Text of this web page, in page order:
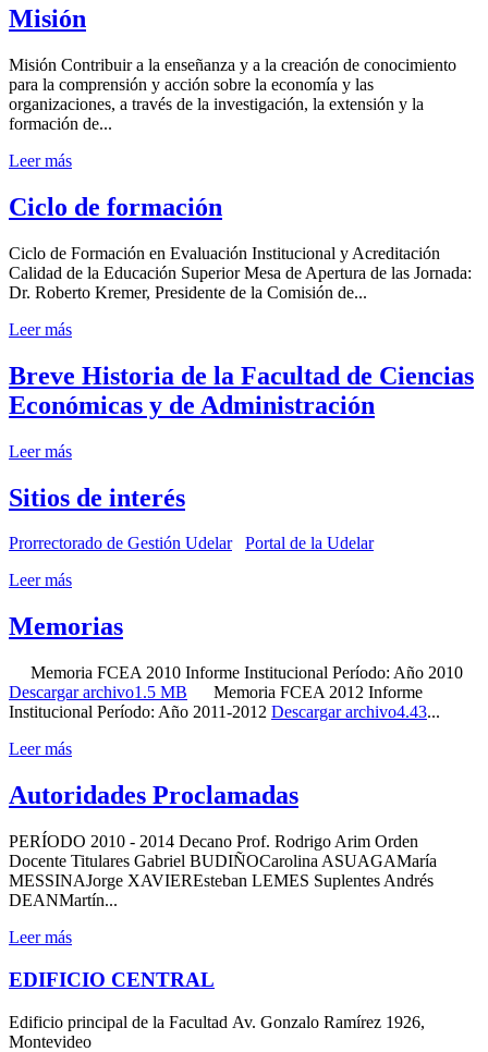
Misión
Misión Contribuir a la enseñanza y a la creación de conocimiento
para la comprensión y acción sobre la economía y las
organizaciones, a través de la investigación, la extensión y la
formación de...
Leer más
Ciclo de formación
Ciclo de Formación en Evaluación Institucional y Acreditación
Calidad de la Educación Superior Mesa de Apertura de las Jornada:
Dr. Roberto Kremer, Presidente de la Comisión de...
Leer más
Breve Historia de la Facultad de Ciencias
Económicas y de Administración
Leer más
Sitios de interés
Prorrectorado de Gestión Udelar
Portal de la Udelar
Leer más
Memorias
Memoria FCEA 2010 Informe Institucional Período: Año 2010
Descargar archivo1.5 MB Memoria FCEA 2012 Informe
Institucional Período: Año 2011-2012 Descargar archivo4.43...
Leer más
Autoridades Proclamadas
PERÍODO 2010 - 2014 Decano Prof. Rodrigo Arim Orden
Docente Titulares Gabriel BUDIÑOCarolina ASUAGAMaría
MESSINAJorge XAVIEREsteban LEMES Suplentes Andrés
DEANMartín...
Leer más
EDIFICIO CENTRAL
Edificio principal de la Facultad Av. Gonzalo Ramírez 1926,
Montevideo